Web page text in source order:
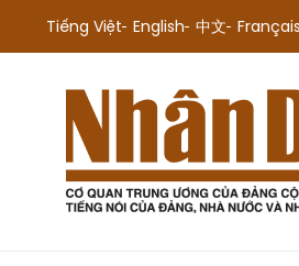
Tiếng Việt English 中文 Français